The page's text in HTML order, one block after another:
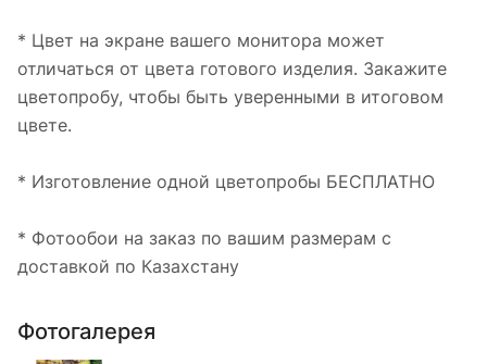
* Цвет на экране вашего монитора может
отличаться от цвета готового изделия. Закажите
цветопробу, чтобы быть уверенными в итоговом
цвете.
* Изготовление одной цветопробы БЕСПЛАТНО
* Фотообои на заказ по вашим размерам с
доставкой по Казахстану
Фотогалерея